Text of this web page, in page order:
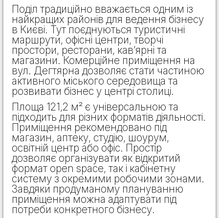
Поділ традиційно вважається одним із
найкращих районів для ведення бізнесу
в Києві. Тут поєднуються туристичні
маршрути, офісні центри, творчі
простори, ресторани, кав’ярні та
магазини. Комерційне приміщення на
вул. Дегтярна дозволяє стати частиною
активного міського середовища та
розвивати бізнес у центрі столиці.
Площа 121,2 м² є універсальною та
підходить для різних форматів діяльності.
Приміщення рекомендовано під
магазин, аптеку, студію, шоурум,
освітній центр або офіс. Простір
дозволяє організувати як відкритий
формат open space, так і кабінетну
систему з окремими робочими зонами.
Завдяки продуманому плануванню
приміщення можна адаптувати під
потреби конкретного бізнесу.